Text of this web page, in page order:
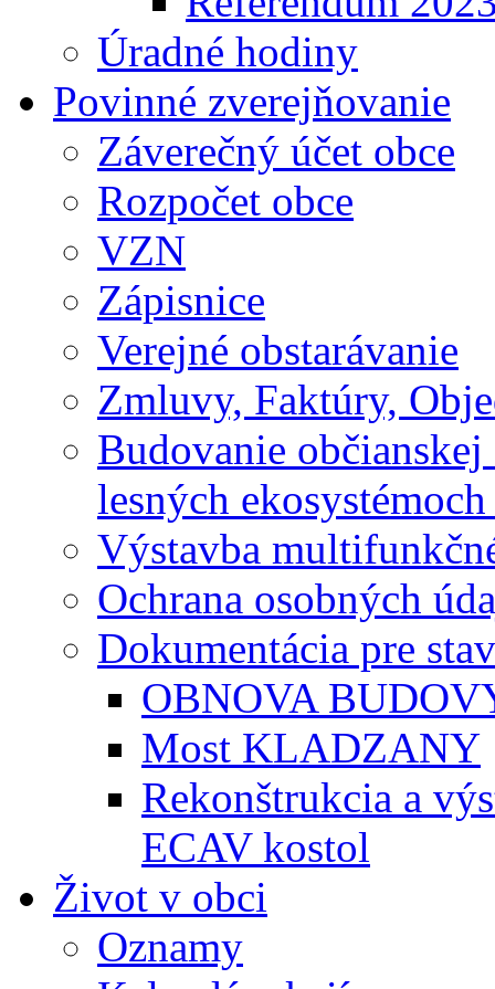
Úradné hodiny
Povinné zverejňovanie
Záverečný účet obce
Rozpočet obce
VZN
Zápisnice
Verejné obstarávanie
Zmluvy, Faktúry,
Budovanie
lesných
Výstavba
Ochrana osobných
Dokumentácia pre
OBNOVA
Most KLADZANY
Rekonštrukcia a
ECAV kostol
Život v obci
Oznamy